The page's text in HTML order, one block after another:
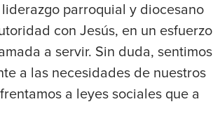
parroquial y diocesano
con Jesús, en un esfuerzo
a servir. Sin duda, sentimos
a las necesidades de nuestros
a leyes sociales que a